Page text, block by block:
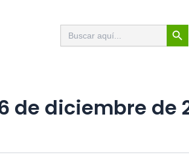
Buscar: Botón de
de diciembre de